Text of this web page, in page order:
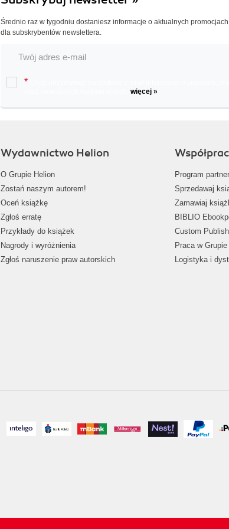
Średnio raz w tygodniu dostaniesz informacje o aktualnych
dla subskrybentów newslettera.
*
więcej »
Wydawnictwo Helion
O Grupie Helion
Zostań naszym autorem!
Oceń książkę
Zgłoś erratę
Przykłady do książek
Nagrody i wyróżnienia
Zgłoś naruszenie praw autorskich
Program
Sprzedawaj
Zamawiaj
BIBLIO
Custom
Praca w
Logistyka i